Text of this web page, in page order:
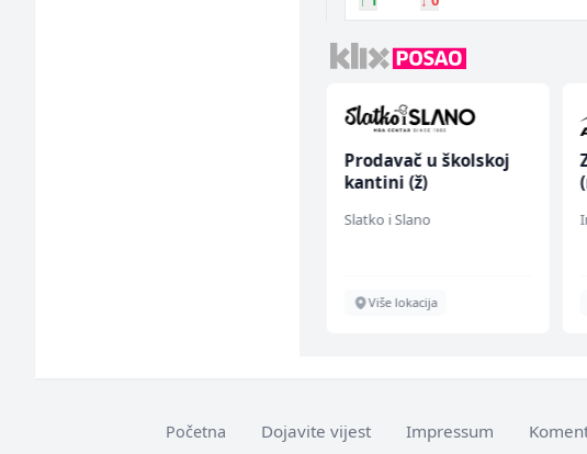
Prodavač u školskoj
kantini (ž)
Slatko i Slano
Više lokacija
Početna Dojavite vijest Impressum